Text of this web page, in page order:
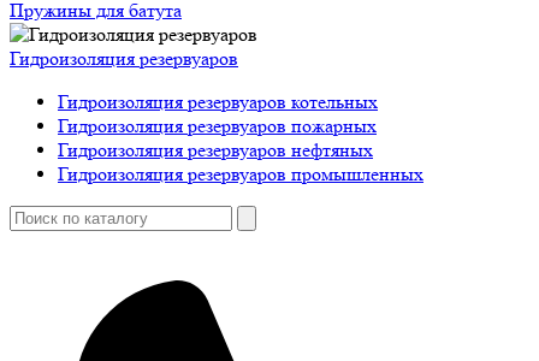
Пружины для батута
Гидроизоляция резервуаров
Гидроизоляция резервуаров котельных
Гидроизоляция резервуаров пожарных
Гидроизоляция резервуаров нефтяных
Гидроизоляция резервуаров промышленных